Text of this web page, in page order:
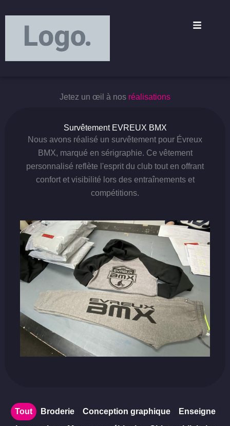
Jetez un œil à nos réalisations
Survêtement EVREUX BMX
Nous avons réalisé un survêtement pour Évreux
BMX, marqué en sérigraphie. Ce vêtement
personnalisé reflète l'esprit du club tout en offrant
confort et visibilité lors des entraînements et
compétitions.
Broderie Conception graphique
Enseigne
Tout